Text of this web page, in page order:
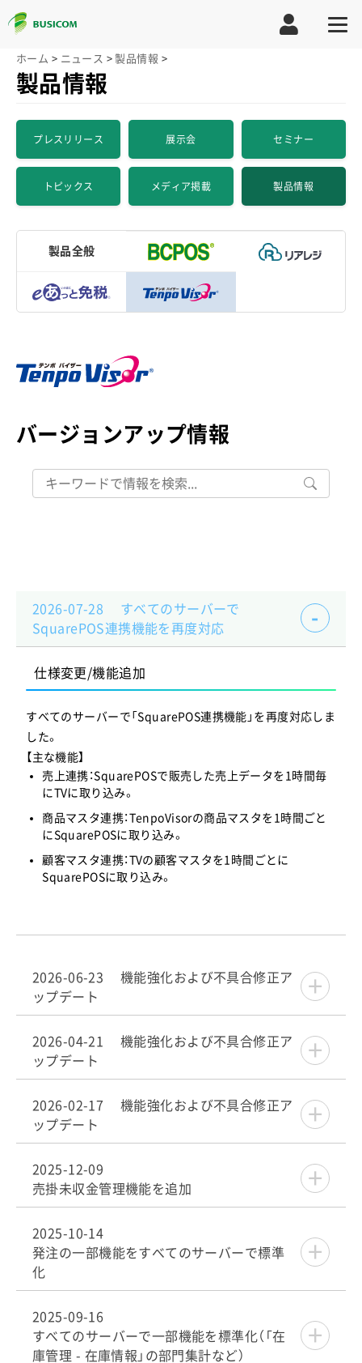
ホーム > ニュース > 製品情報 >
製品情報
プレスリリース 展示会 セミナー
トピックス メディア掲載 製品情報
製品全般
バージョンアップ情報
2026-07-28 すべてのサーバーで
SquarePOS連携機能を再度対応
仕様変更/機能追加
すべてのサーバーで「SquarePOS連携機能」を再度対応しま
した。
【主な機能】
売上連携：SquarePOSで販売した売上データを1時間毎
にTVに取り込み。
商品マスタ連携：TenpoVisorの商品マスタを1時間ごと
にSquarePOSに取り込み。
顧客マスタ連携：TVの顧客マスタを1時間ごとに
SquarePOSに取り込み。
2026-06-23 機能強化および不具合修正ア
ップデート
2026-04-21 機能強化および不具合修正ア
ップデート
2026-02-17 機能強化および不具合修正ア
ップデート
2025-12-09
売掛未収金管理機能を追加
2025-10-14
発注の一部機能をすべてのサーバーで標準
化
2025-09-16
すべてのサーバーで一部機能を標準化（「在
庫管理 - 在庫情報」の部門集計など）